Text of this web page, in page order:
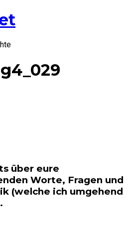
über eure
Worte, Fragen und
(welche ich umgehend